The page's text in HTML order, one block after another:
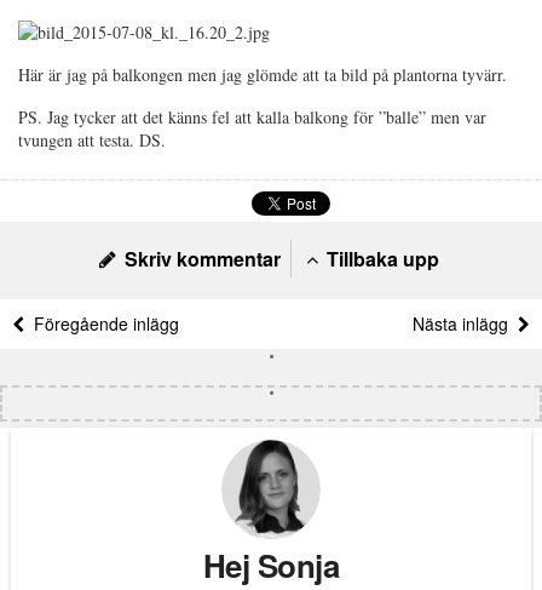
Här är jag på balkongen men jag glömde att ta bild på plantorna tyvärr.
PS. Jag tycker att det känns fel att kalla balkong för ”balle” men var
tvungen att testa. DS.
Skriv kommentar Tillbaka upp
Föregående inlägg Nästa inlägg
Hej Sonja